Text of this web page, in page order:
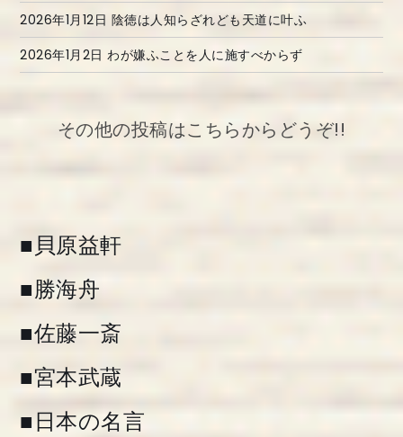
2026年1月12日 陰徳は人知らざれども天道に叶ふ
2026年1月2日 わが嫌ふことを人に施すべからず
その他の投稿はこちらからどうぞ!!
■貝原益軒
■勝海舟
■佐藤一斎
■宮本武蔵
■日本の名言